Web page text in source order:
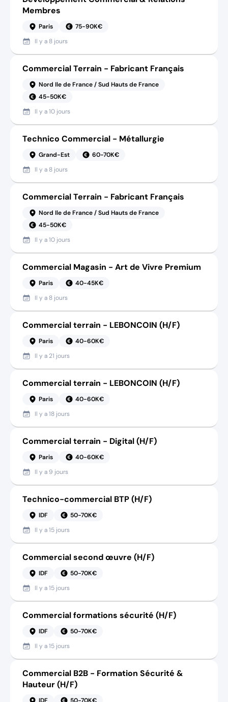
Membres
Paris
75-90K€
Il y a 8 jours
Commercial Terrain - Fabricant Français
Nord Ile de France / Sud Hauts de France
45-50K€
Il y a10 jours
Technico Commercial - Métallurgie
Grand-Est
60-70K€
Il y a 8 jours
Commercial Terrain - Fabricant Français
Nord Ile de France / Sud Hauts de France
45-50K€
Il y a10 jours
Commercial Magasin - Art de Vivre Premium
Paris
40-45K€
Il y a 8 jours
Commercial terrain - LEBONCOIN (H/F)
Paris
40-60K€
Il y a 21 jours
Commercial terrain - LEBONCOIN (H/F)
Paris
40-60K€
Il y a18 jours
Commercial terrain - Digital (H/F)
Paris
40-60K€
Il y a 9 jours
Technico-commercial BTP (H/F)
IDF
50-70K€
Il y a15 jours
Commercial second œuvre (H/F)
IDF
50-70K€
Il y a15 jours
Commercial formations sécurité (H/F)
IDF
50-70K€
Il y a15 jours
Commercial B2B - Formation Sécurité &
Hauteur (H/F)
IDF
50-70K€